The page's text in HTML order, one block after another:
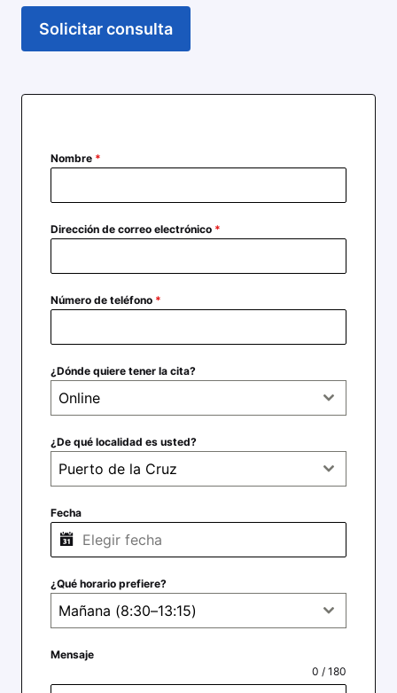
Solicitar consulta
Nombre *
Dirección de correo electrónico *
Número de teléfono *
¿Dónde quiere tener la cita?
Online
¿De qué localidad es usted?
Puerto de la Cruz
Fecha
¿Qué horario prefiere?
Mañana (8:30–13:15)
Mensaje
0 / 180